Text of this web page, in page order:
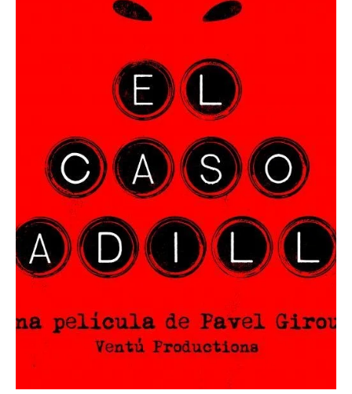
29 abr 2023 2 min de lectura
Derechos Humanos
¿Mercenarios?
📷 Foto tomada del perfil de Facebook de Juan Mendoza,
periodista de Radio Cadena Agramonte, que participó en el acto